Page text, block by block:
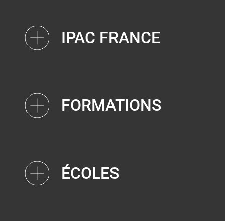
IPAC FRANCE
FORMATIONS
ÉCOLES